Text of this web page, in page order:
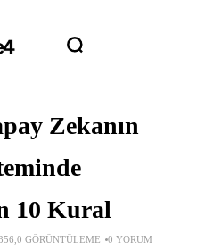
Zekanın
10 Kural
GÖRÜNTÜLEME 0 YORUM